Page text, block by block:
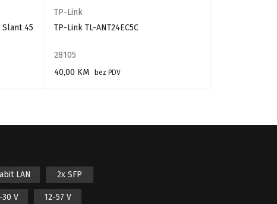
Slant 45
TP-Link
TP-Link TL-ANT24EC5C
28105
40,00 KM
bez PDV
LAN 2x SFP
30 V 12-57 V